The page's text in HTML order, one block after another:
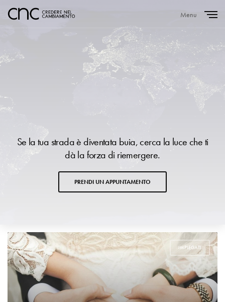
Menu
Se la tua strada è diventata buia, cerca la luce che ti
dà la forza di riemergere.
PRENDI UN APPUNTAMENTO
IMPIEGATI